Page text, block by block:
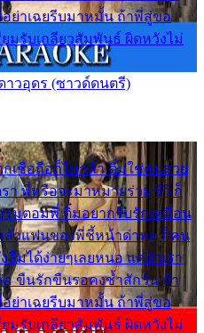
ย่าเฉยรีบมาหมั้น ถ้าพี่สู่ขอ
มรับเกลียวสัมพันธ์ ผิดหวังไม่
วอุดร (ซาวด์ดนตรี)
เชื่อถือก็ไม่กล้า ติ๋มใช่คนสวย
า พี่หรือจะมาหมายร่วมชีวี ก็
รุมตอมพี่ ติ๋มอยากรับรักเหมือน
ลัวแฟนของพี่ชี้หน้าด่าทอ ก็คน
มได้ง่ายๆเลยหนอ แค่ตัวเรา
ขืนรักขืนรอคงช้ำสักวัน ถ้า
อย่าเฉยรีบมาหมั้น ถ้าพี่สู่ขอ
มรับเกลียวสัมพันธ์ ผิดหวังไม่